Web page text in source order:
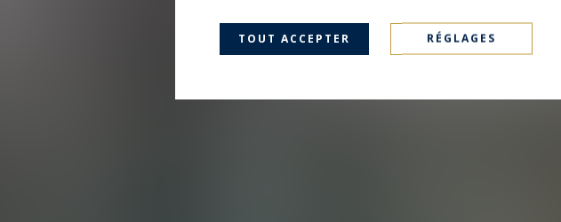
TOUT ACCEPTER RÉGLAGES